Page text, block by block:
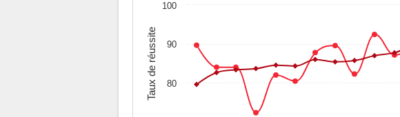
Taux de réussite 80
90
100